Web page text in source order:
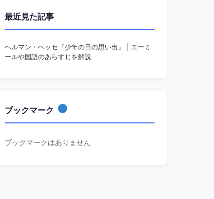
最近見た記事
ヘルマン・ヘッセ『少年の日の思い出』 | エーミ
ールや国語のあらすじを解説
ブックマーク
ブックマークはありません